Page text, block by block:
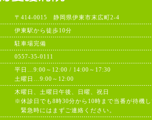
〒414-0015 静岡県伊東市末広町2-4
伊東駅から徒歩10分
駐車場完備
0557-35-0111
平日…9:00～12:00 / 14:00～17:30
土曜日…9:00～12:00
木曜日、土曜日午後、日曜、祝日
※休診日でも8時30分から10時まで当番が待機し
緊急時にはまずご連絡ください。